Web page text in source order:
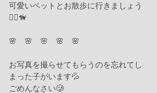
可愛いペットとお散歩に行きましょう
🏃‍♀️🦮
🌸　🌸　🌸　🌸　🌸
お写真を撮らせてもらうのを忘れてし
まった子がいます💦
ごめんなさい🥲